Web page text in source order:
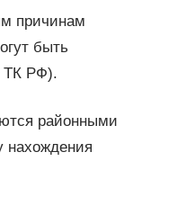
причинам
быть
ТК РФ).
районными
нахождения